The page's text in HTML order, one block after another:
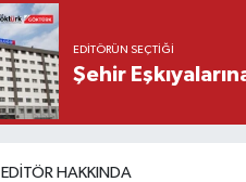
EDITÖRÜN SEÇTIĞI
Şehir
EDITÖR HAKKINDA